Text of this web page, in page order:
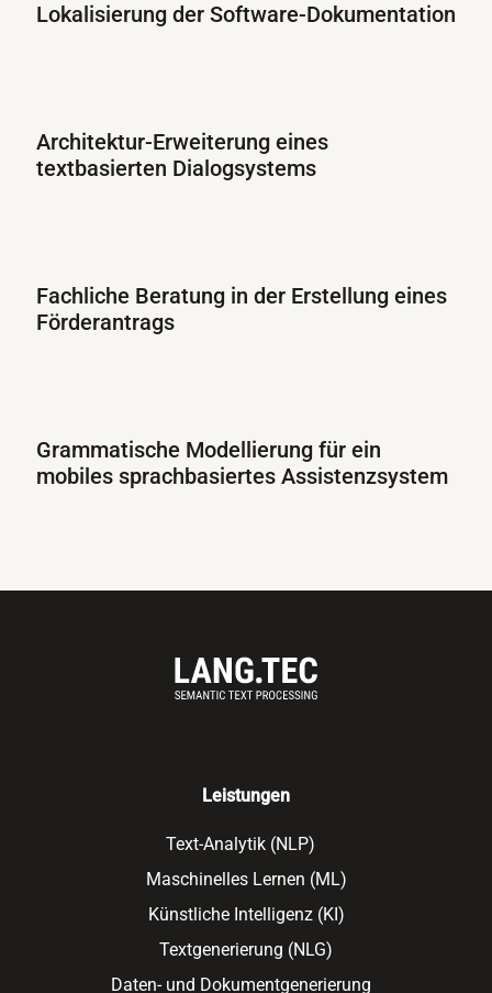
Lokalisierung der Software-Dokumentation
Architektur-Erweiterung eines
textbasierten Dialogsystems
Fachliche Beratung in der Erstellung eines
Förderantrags
Grammatische Modellierung für ein
mobiles sprachbasiertes Assistenzsystem
Leistungen
Text-Analytik (NLP)
Maschinelles Lernen (ML)
Künstliche Intelligenz (KI)
Textgenerierung (NLG)
Daten- und Dokumentgenerierung